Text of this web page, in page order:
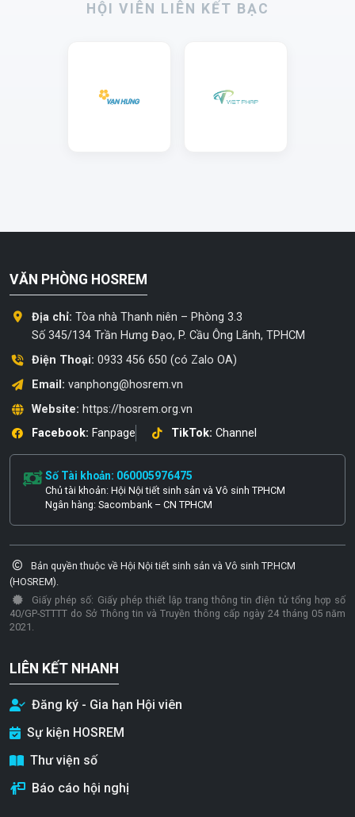
HỘI VIÊN LIÊN KẾT BẠC
VĂN PHÒNG HOSREM
Địa chỉ: Tòa nhà Thanh niên – Phòng 3.3
Số 345/134 Trần Hưng Đạo, P. Cầu Ông Lãnh, TPHCM
Điện Thoại: 0933 456 650 (có Zalo OA)
Email: vanphong@hosrem.vn
Website: https://hosrem.org.vn
Facebook: Fanpage TikTok: Channel
Số Tài khoản: 060005976475
Chủ tài khoản: Hội Nội tiết sinh sản và Vô sinh TPHCM
Ngân hàng: Sacombank – CN TPHCM
Bản quyền thuộc về Hội Nội tiết sinh sản và Vô sinh TP.HCM
(HOSREM).
Giấy phép số: Giấy phép thiết lập trang thông tin điện tử tổng hợp số
40/GP-STTTT do Sở Thông tin và Truyền thông cấp ngày 24 tháng 05 năm
2021.
LIÊN KẾT NHANH
Đăng ký - Gia hạn Hội viên
Sự kiện HOSREM
Thư viện số
Báo cáo hội nghị